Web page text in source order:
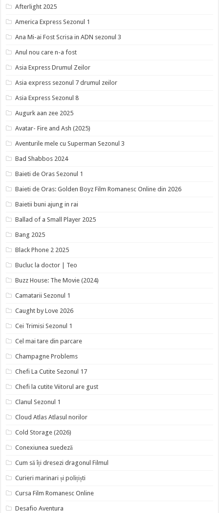
Afterlight 2025
America Express Sezonul 1
Ana Mi-ai Fost Scrisa in ADN sezonul 3
Anul nou care n-a fost
Asia Express Drumul Zeilor
Asia express sezonul 7 drumul zeilor
Asia Express Sezonul 8
Augurk aan zee 2025
Avatar- Fire and Ash (2025)
Aventurile mele cu Superman Sezonul 3
Bad Shabbos 2024
Baieti de Oras Sezonul 1
Baieti de Oras: Golden Boyz Film Romanesc Online din 2026
Baietii buni ajung in rai
Ballad of a Small Player 2025
Bang 2025
Black Phone 2 2025
Bucluc la doctor | Teo
Buzz House: The Movie (2024)
Camatarii Sezonul 1
Caught by Love 2026
Cei Trimisi Sezonul 1
Cel mai tare din parcare
Champagne Problems
Chefi La Cutite Sezonul 17
Chefi la cutite Viitorul are gust
Clanul Sezonul 1
Cloud Atlas Atlasul norilor
Cold Storage (2026)
Conexiunea suedeză
Cum să îți dresezi dragonul Filmul
Curieri marinari și polițiști
Cursa Film Romanesc Online
Desafio Aventura